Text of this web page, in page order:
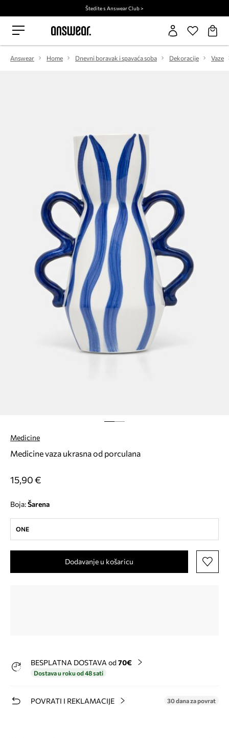
Štedite s Answear Club >
Answear Home Dnevni boravak i spavaća soba Dekoracije Vaze
Medicine
Medicine vaza ukrasna od porculana
15,90 €
Boja: šarena
ONE
Dodavanje u košaricu
BESPLATNA DOSTAVA od 70€
Dostava u roku od 48 sati
POVRATI I REKLAMACIJE 30 dana za povrat